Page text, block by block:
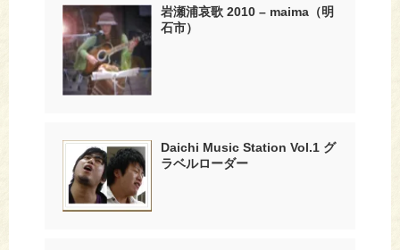
岩瀬浦哀歌 2010 – maima（明
石市）
Daichi Music Station Vol.1 グ
ラベルローダー